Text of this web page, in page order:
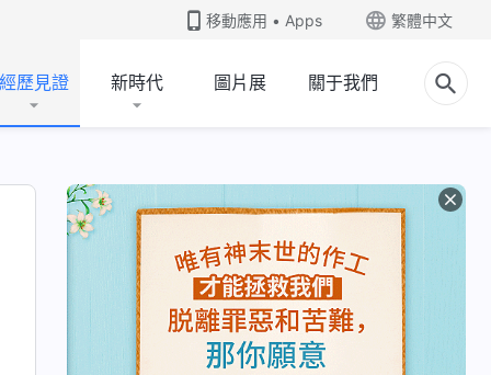
移動應用 • Apps 繁體中文
經歷見證 新時代 圖片展 關于我們